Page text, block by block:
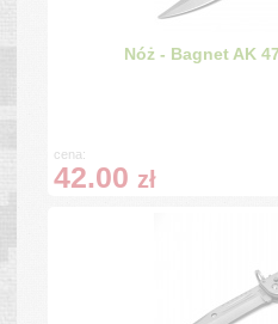
Nóż - Bagnet AK
cena:
42.00 zł